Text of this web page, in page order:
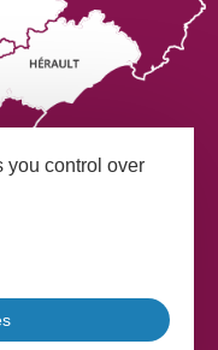
you control over